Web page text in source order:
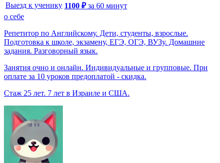
Выезд к ученику 1100 ₽ за 60 минут
о себе
Репетитор по Английскому. Дети, студенты, взрослые.
Подготовка к школе, экзамену, ЕГЭ, ОГЭ, ВУЗу. Домашние
задания. Разговорный язык.
Занятия очно и онлайн. Индивидуальные и групповые. При
оплате за 10 уроков предоплатой - скидка.
Стаж 25 лет. 7 лет в Израиле и США.